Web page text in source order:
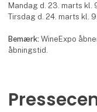
Mandag d. 23. marts kl.
Tirsdag d. 24. marts kl.
Bemærk:WineExpo
åbningstid.